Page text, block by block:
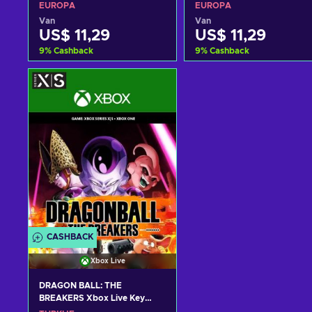
(DLC) (PS5) PSN Key EUROPE
EUROPA
Van
US$ 11,29
9% Cashback
Toevoegen aan
Bekijk aanbiedingen
(DLC) (PS4) PSN Key
EUROPA
Van
US$ 11,29
9% Cashback
CASHBACK
Xbox Live
DRAGON BALL: THE
BREAKERS Xbox Live Key